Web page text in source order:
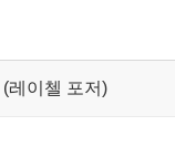
(레이첼 포저)